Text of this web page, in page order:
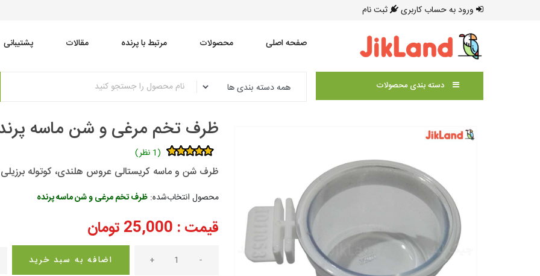
ورود به حساب کاربری ثبت نام
صفحه اصلی محصولات مرتبط با پرنده مقالات پشتیبانی
دسته بندی محصولات
ظرف تخم مرغی و شن ماسه
(1 نظر)
ظرف شن و ماسه کریستالی عروس هلندی، کوتوله برزیلی
محصول انتخاب‌شده:ظرف تخم مرغی و شن ماسه پرنده
قیمت : 25,000 تومان
-
+ اضافه به سبد خرید